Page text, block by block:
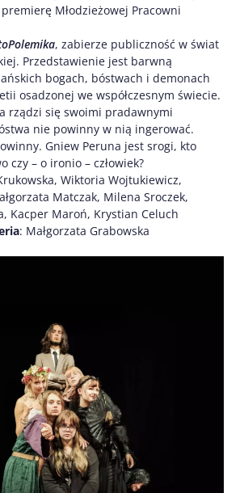
Młodzieżowej Pracowni
, zabierze publiczność w świat
Przedstawienie jest barwną
bogach, bóstwach i demonach
osadzonej we współczesnym świecie.
rządzi się swoimi pradawnymi
nie powinny w nią ingerować.
Gniew Peruna jest srogi, kto
czy – o ironio – człowiek?
Wiktoria Wojtukiewicz,
Matczak, Milena Sroczek,
Kacper Maroń, Krystian Celuch
: Małgorzata Grabowska